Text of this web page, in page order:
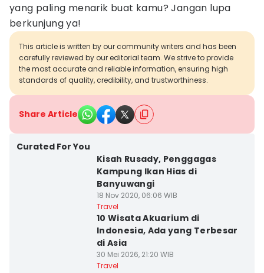
yang paling menarik buat kamu? Jangan lupa
berkunjung ya!
This article is written by our community writers and has been
carefully reviewed by our editorial team. We strive to provide
the most accurate and reliable information, ensuring high
standards of quality, credibility, and trustworthiness.
Share Article
Curated For You
Kisah Rusady, Penggagas
Kampung Ikan Hias di
Banyuwangi
18 Nov 2020, 06:06 WIB
Travel
10 Wisata Akuarium di
Indonesia, Ada yang Terbesar
di Asia
30 Mei 2026, 21:20 WIB
Travel